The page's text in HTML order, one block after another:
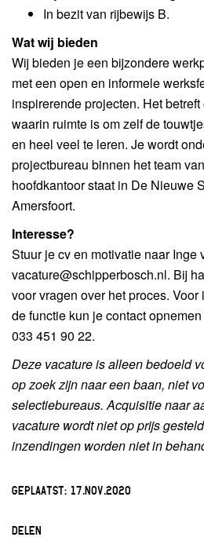
In bezit van rijbewijs B.
Wat wij bieden
Wij bieden je een bijzondere
met een open en informele
inspirerende projecten. Het
waarin ruimte is om zelf de
en heel veel te leren. Je wordt
projectbureau binnen het team
hoofdkantoor staat in De Nieuwe
Amersfoort.
Interesse?
Stuur je cv en motivatie naar Inge
vacature@schipperbosch.nl. Bij
voor vragen over het proces.
de functie kun je contact
033 451 90 22.
Deze vacature is alleen bedoeld
op zoek zijn naar een baan, niet
selectiebureaus. Acquisitie naar
vacature wordt niet op prijs
inzendingen worden niet in
GEPLAATST: 17.NOV.2020
DELEN